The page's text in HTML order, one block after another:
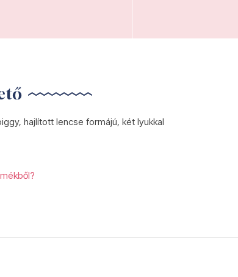
hajlított lencse formájú, két lyukkal